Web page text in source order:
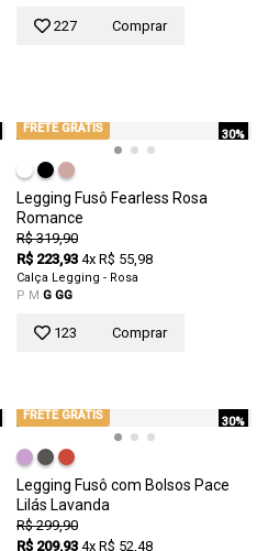
227 Comprar
30%
FRETE GRÁTIS
Legging Fusô Fearless Rosa
Romance
R$ 319,90
R$ 223,93 4x R$ 55,98
Calça Legging - Rosa
P M G GG
123 Comprar
30%
FRETE GRÁTIS
Legging Fusô com Bolsos Pace
Lilás Lavanda
R$ 299,90
R$ 209,93 4x R$ 52,48